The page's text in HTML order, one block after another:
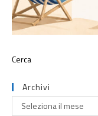
Archivi
Seleziona il mese